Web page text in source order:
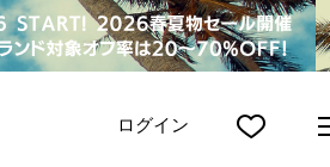
ログイン